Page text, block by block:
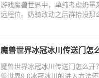
游戏魔兽世界中，单纯考虑奶
远程位。奶骑改动之后群抬没
魔兽世界冰冠冰川传送门怎
魔兽世界冰冠冰川传送门怎么
兽世界9.0冰冠冰川的进入方法